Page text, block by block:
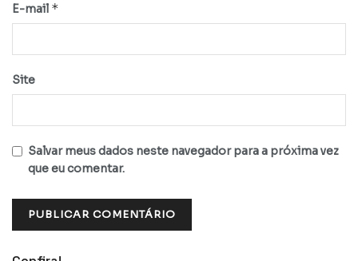
E-mail *
Site
Salvar meus dados neste navegador para a próxima vez
que eu comentar.